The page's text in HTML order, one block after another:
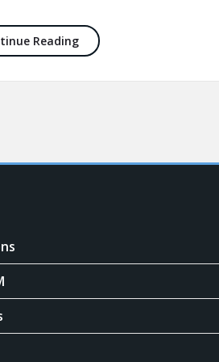
ReadingWebサイトを更新しました